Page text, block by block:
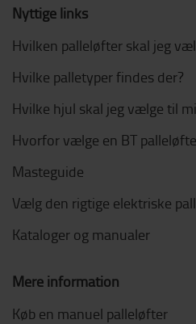
Nyttige links
Hvilken palleløfter skal jeg
Hvilke palletyper findes der?
Hvilke hjul skal jeg vælge til
Hvorfor vælge en BT
Masteguide
Vælg den rigtige elektriske
Kataloger og manualer
Mere information
Køb en manuel palleløfter